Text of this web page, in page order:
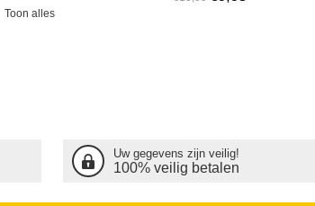
Toon alles
Uw gegevens zijn veilig!
100% veilig betalen